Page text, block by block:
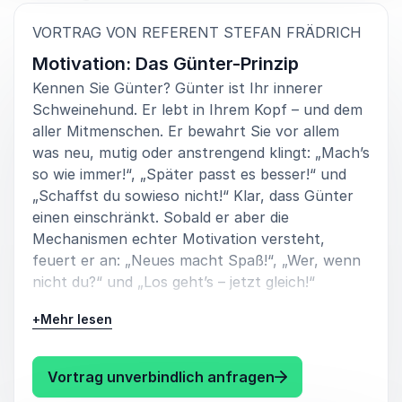
VORTRAG VON REFERENT STEFAN FRÄDRICH
Motivation: Das Günter-Prinzip
Kennen Sie Günter? Günter ist Ihr innerer
Schweinehund. Er lebt in Ihrem Kopf – und dem
aller Mitmenschen. Er bewahrt Sie vor allem
was neu, mutig oder anstrengend klingt: „Mach’s
so wie immer!“, „Später passt es besser!“ und
„Schaffst du sowieso nicht!“ Klar, dass Günter
einen einschränkt. Sobald er aber die
Mechanismen echter Motivation versteht,
feuert er an: „Neues macht Spaß!“, „Wer, wenn
nicht du?“ und „Los geht’s – jetzt gleich!“
Machen Sie eine spannende Reise durch die
Coaching und Neurowissenschaft! Garantiert
humorvoll dargeboten – samt innerem
+Mehr lesen
Vortrag unverbindlich anfragen: Stefan Frädrich